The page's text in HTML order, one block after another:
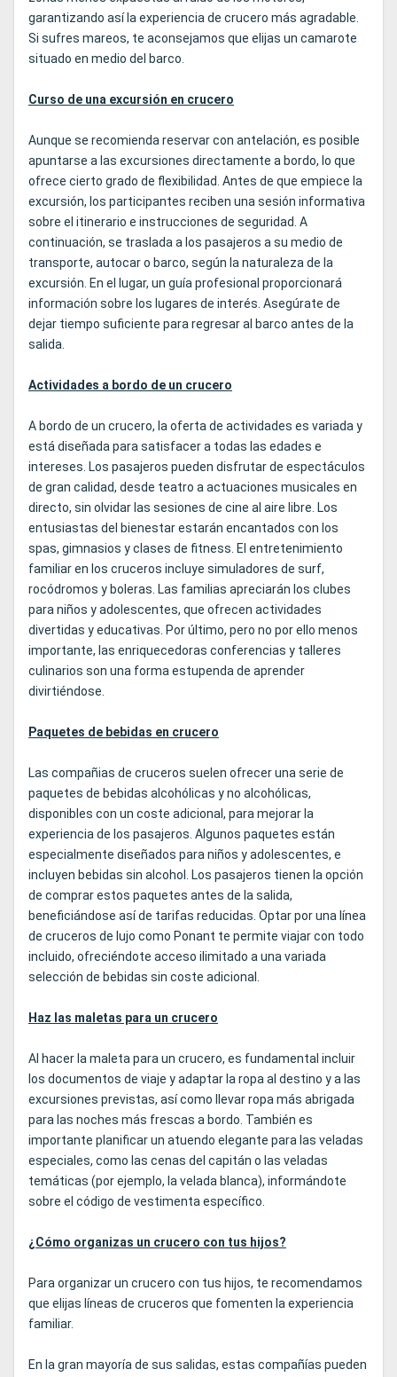
garantizando así la experiencia de crucero más agradable.
Si sufres mareos, te aconsejamos que elijas un camarote
situado en medio del barco.
Curso de una excursión en crucero
Aunque se recomienda reservar con antelación, es posible
apuntarse a las excursiones directamente a bordo, lo que
ofrece cierto grado de flexibilidad. Antes de que empiece la
excursión, los participantes reciben una sesión informativa
sobre el itinerario e instrucciones de seguridad. A
continuación, se traslada a los pasajeros a su medio de
transporte, autocar o barco, según la naturaleza de la
excursión. En el lugar, un guía profesional proporcionará
información sobre los lugares de interés. Asegúrate de
dejar tiempo suficiente para regresar al barco antes de la
salida.
Actividades a bordo de un crucero
A bordo de un crucero, la oferta de actividades es variada y
está diseñada para satisfacer a todas las edades e
intereses. Los pasajeros pueden disfrutar de espectáculos
de gran calidad, desde teatro a actuaciones musicales en
directo, sin olvidar las sesiones de cine al aire libre. Los
entusiastas del bienestar estarán encantados con los
spas, gimnasios y clases de fitness. El entretenimiento
familiar en los cruceros incluye simuladores de surf,
rocódromos y boleras. Las familias apreciarán los clubes
para niños y adolescentes, que ofrecen actividades
divertidas y educativas. Por último, pero no por ello menos
importante, las enriquecedoras conferencias y talleres
culinarios son una forma estupenda de aprender
divirtiéndose.
Paquetes de bebidas en crucero
Las compañias de cruceros suelen ofrecer una serie de
paquetes de bebidas alcohólicas y no alcohólicas,
disponibles con un coste adicional, para mejorar la
experiencia de los pasajeros. Algunos paquetes están
especialmente diseñados para niños y adolescentes, e
incluyen bebidas sin alcohol. Los pasajeros tienen la opción
de comprar estos paquetes antes de la salida,
beneficiándose así de tarifas reducidas. Optar por una línea
de cruceros de lujo como Ponant te permite viajar con todo
incluido, ofreciéndote acceso ilimitado a una variada
selección de bebidas sin coste adicional.
Haz las maletas para un crucero
Al hacer la maleta para un crucero, es fundamental incluir
los documentos de viaje y adaptar la ropa al destino y a las
excursiones previstas, así como llevar ropa más abrigada
para las noches más frescas a bordo. También es
importante planificar un atuendo elegante para las veladas
especiales, como las cenas del capitán o las veladas
temáticas (por ejemplo, la velada blanca), informándote
sobre el código de vestimenta específico.
¿Cómo organizas un crucero con tus hijos?
Para organizar un crucero con tus hijos, te recomendamos
que elijas líneas de cruceros que fomenten la experiencia
familiar.
En la gran mayoría de sus salidas, estas compañías pueden